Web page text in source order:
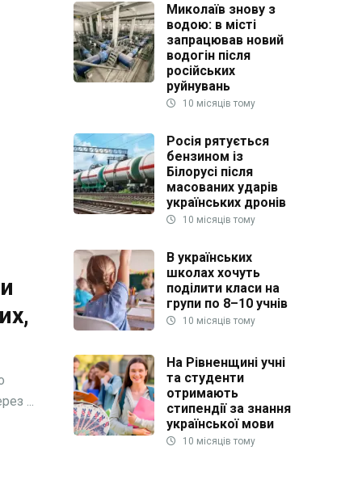
...
Миколаїв знову з
водою: в місті
запрацював новий
водогін після
російських
руйнувань
10 місяців тому
Росія рятується
бензином із
Білорусі після
масованих ударів
українських дронів
10 місяців тому
В українських
школах хочуть
поділити класи на
групи по 8–10 учнів
10 місяців тому
На Рівненщині учні
та студенти
отримають
стипендії за знання
української мови
10 місяців тому